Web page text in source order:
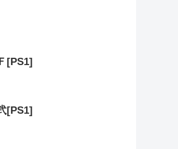
[PS1]
[PS1]